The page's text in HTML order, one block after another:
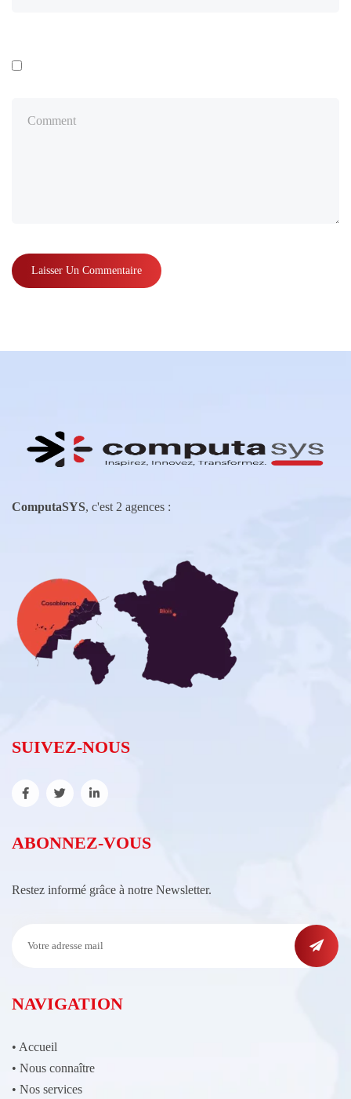
ComputaSYS, c'est 2 agences :
SUIVEZ-NOUS
ABONNEZ-VOUS
Restez informé grâce à notre Newsletter.
NAVIGATION
• Accueil
• Nous connaître
• Nos services